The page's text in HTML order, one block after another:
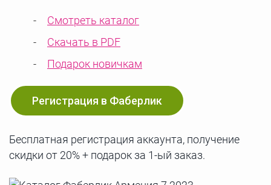
Смотреть каталог
Скачать в PDF
Подарок новичкам
Регистрация в Фаберлик
Бесплатная регистрация аккаунта, получение
скидки от 20% + подарок за 1-ый заказ.